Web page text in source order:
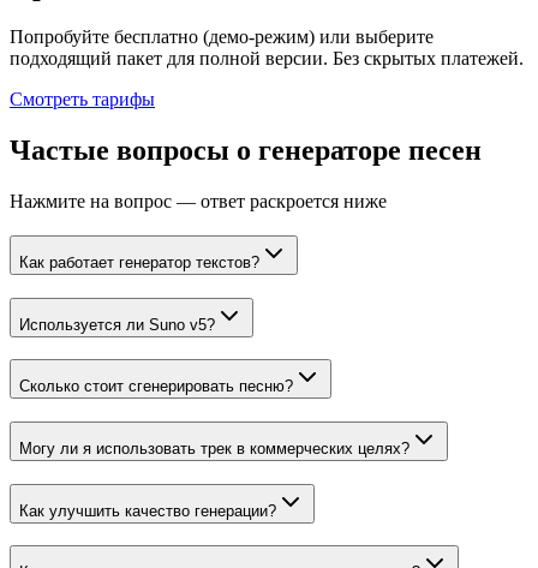
Попробуйте бесплатно (демо-режим) или выберите
подходящий пакет для полной версии. Без скрытых платежей.
Смотреть тарифы
Частые вопросы о генераторе песен
Нажмите на вопрос — ответ раскроется ниже
Как работает генератор текстов?
Используется ли Suno v5?
Сколько стоит сгенерировать песню?
Могу ли я использовать трек в коммерческих целях?
Как улучшить качество генерации?